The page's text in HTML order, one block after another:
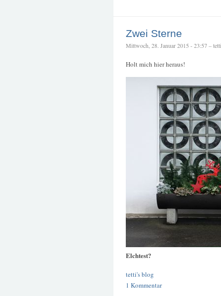
Zwei Sterne
Mittwoch, 28. Januar 2015 - 23:57 – tetti
Holt mich hier heraus!
Elchtest?
tetti's blog
1 Kommentar